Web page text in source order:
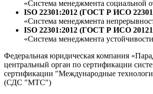
«Система менеджмента социальной
ISO 22301:2012 (ГОСТ Р ИСО
«Система менеджмента
ISO 22301:2012 (ГОСТ Р ИСО
«Система менеджмента
Федеральная юридическая компания
центральный орган по сертификации
сертификации "Международные
(СДС "МТС")